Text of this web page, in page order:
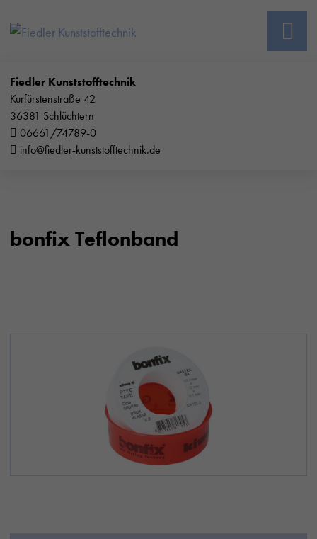
Fiedler Kunststofftechnik
Kurfürstenstraße 42
36381 Schlüchtern
06661/74789-0
info@fiedler-kunststofftechnik.de
bonfix Teflonband